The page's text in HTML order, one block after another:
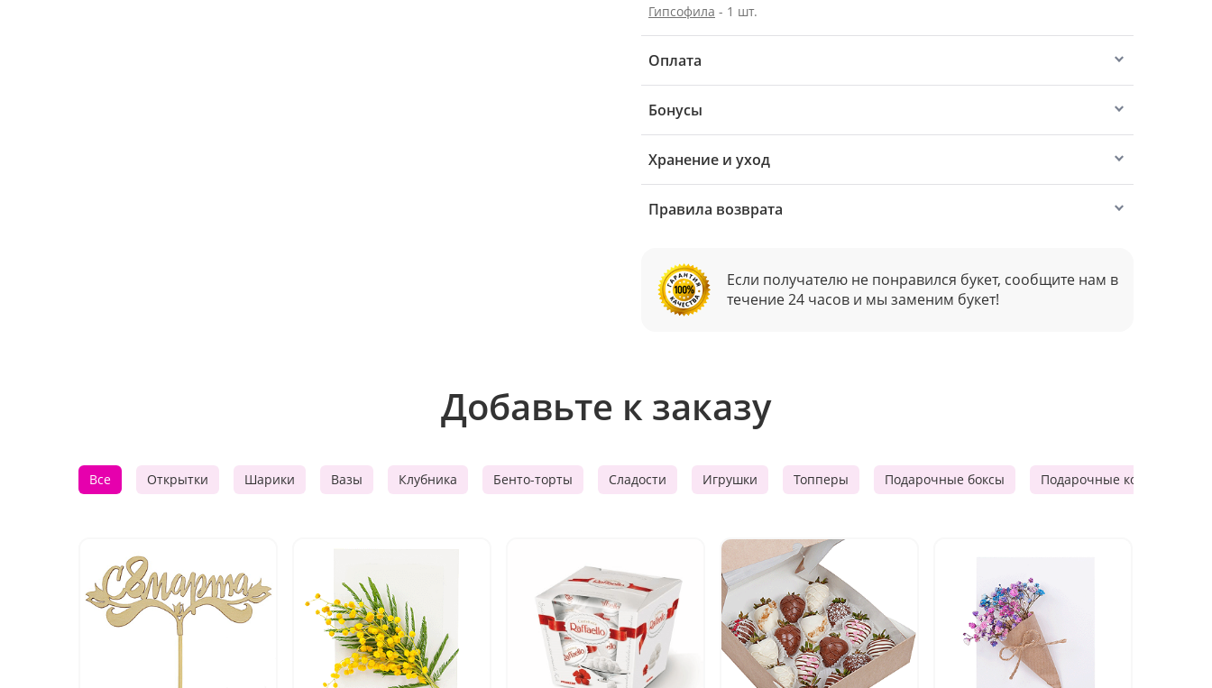
Гипсофила - 1 шт.
Оплата
Бонусы
Хранение и уход
Правила возврата
Если получателю не понравился букет, сообщите нам в
течение 24 часов и мы заменим букет!
Добавьте к заказу
Все Открытки Шарики Вазы Клубника Бенто-торты Сладости Игрушки Топперы Подарочные боксы Подарочные корзины